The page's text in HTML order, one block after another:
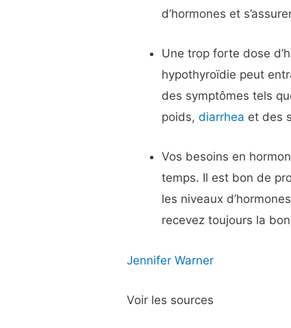
d’hormones et
Une trop forte dose
hypothyroïdie peut
des symptômes tels
poids,diarrhea et des
Vos besoins en
temps. Il est bon de
les niveaux
recevez toujours la
Jennifer Warner
Voir les sources